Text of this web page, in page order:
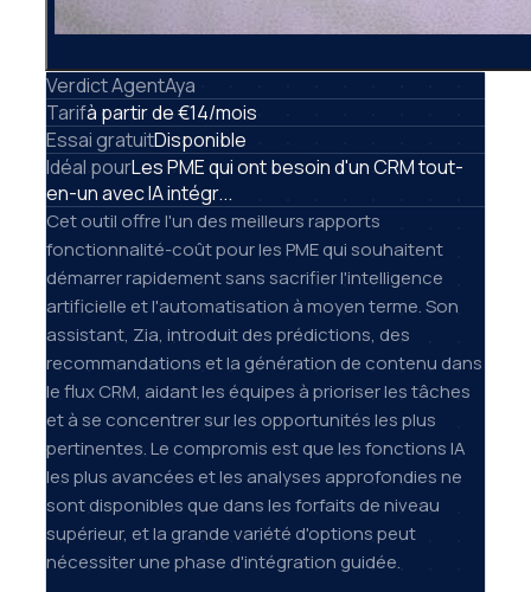
Verdict AgentAya
Tarifà partir de €14/mois
Essai gratuitDisponible
Idéal pourLes PME qui ont besoin d'un CRM tout-
en-un avec IA intégr...
Cet outil offre l'un des meilleurs rapports
fonctionnalité-coût pour les PME qui souhaitent
démarrer rapidement sans sacrifier l'intelligence
artificielle et l'automatisation à moyen terme. Son
assistant, Zia, introduit des prédictions, des
recommandations et la génération de contenu dans
le flux CRM, aidant les équipes à prioriser les tâches
et à se concentrer sur les opportunités les plus
pertinentes. Le compromis est que les fonctions IA
les plus avancées et les analyses approfondies ne
sont disponibles que dans les forfaits de niveau
supérieur, et la grande variété d'options peut
nécessiter une phase d'intégration guidée.